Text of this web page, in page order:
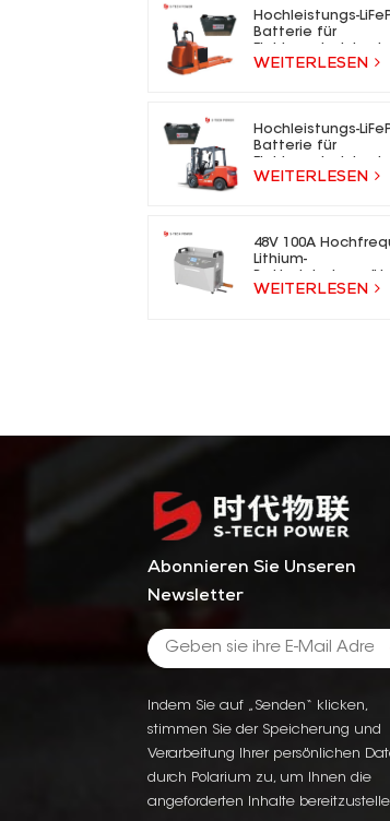
Hochleistungs-
Batterie für
WEITERLESEN
Hochleistungs-
Batterie für
WEITERLESEN
48V 100A
Lithium-
Gabelstapler
WEITERLESEN
Abonnieren Sie Unseren
Newsletter
Indem Sie auf „Senden“ klicken,
stimmen Sie der Speicherung und
Verarbeitung Ihrer persönlichen
durch Polarium zu, um Ihnen die
angeforderten Inhalte